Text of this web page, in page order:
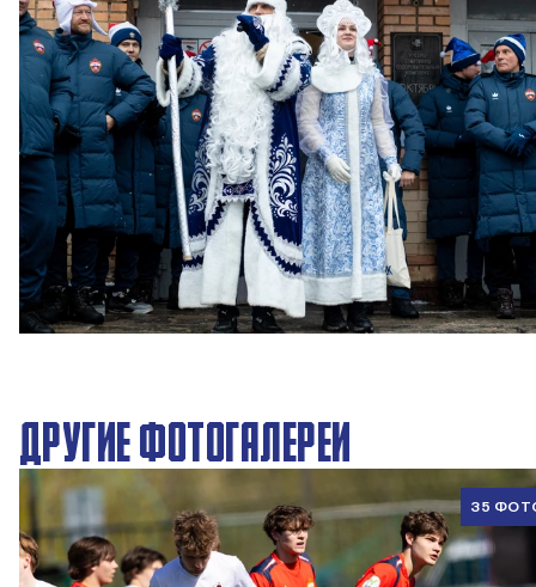
Новогодний праздник в Академии ПФК ЦСКА
27 ДЕКАБРЯ 2025 09:00
ДРУГИЕ ФОТОГАЛЕРЕИ
35